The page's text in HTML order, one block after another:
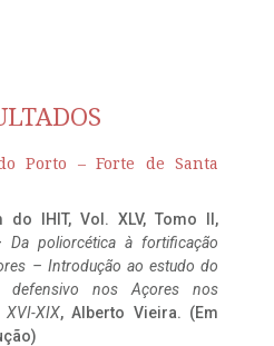
Porto – Forte de Santa
do IHIT, Vol. XLV, Tomo II,
Da poliorcética à fortificação
– Introdução ao estudo do
defensivo nos Açores nos
XVI-XIX, Alberto Vieira. (Em